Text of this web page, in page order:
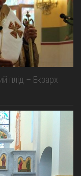
плід – Екзарх